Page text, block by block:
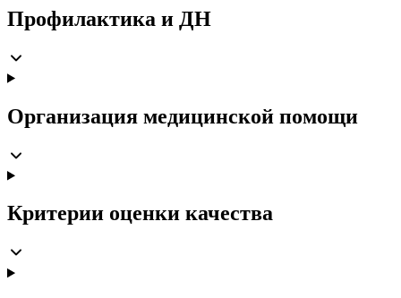
Профилактика и ДН
Организация медицинской помощи
Критерии оценки качества